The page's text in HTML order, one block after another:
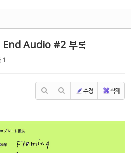
End Audio #2 부록
1
수정 삭제